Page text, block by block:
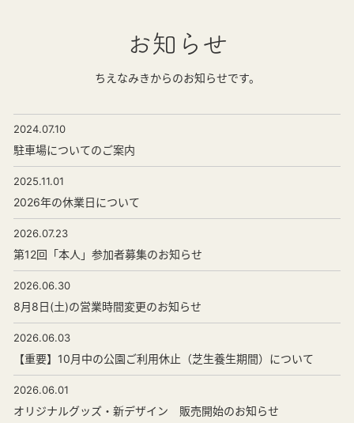
お知らせ
ちえなみきからのお知らせです。
2024.07.10
駐車場についてのご案内
2025.11.01
2026年の休業日について
2026.07.23
第12回「本人」参加者募集のお知らせ
2026.06.30
8月8日(土)の営業時間変更のお知らせ
2026.06.03
【重要】10月中の公園ご利用休止（芝生養生期間）について
2026.06.01
オリジナルグッズ・新デザイン 販売開始のお知らせ